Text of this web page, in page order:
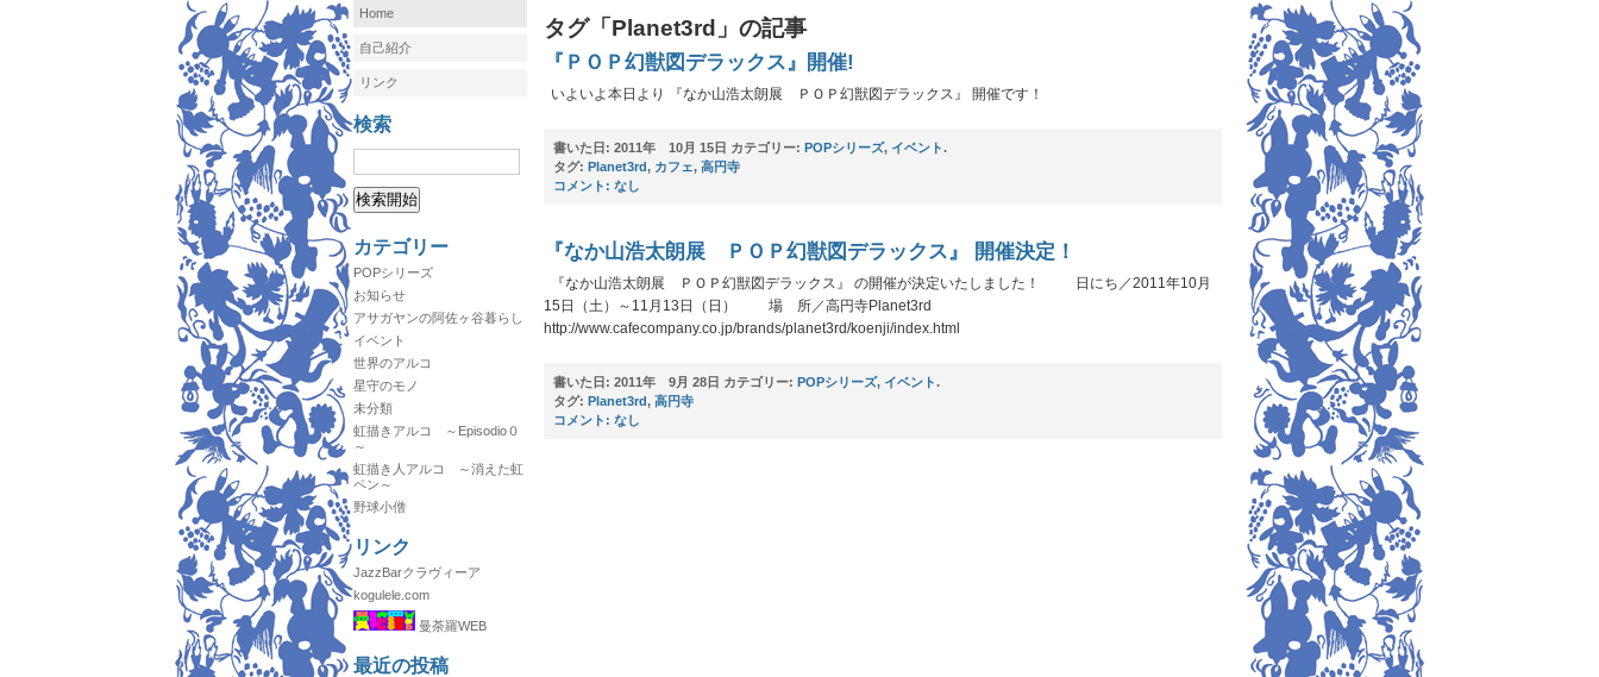
Home
自己紹介
リンク
検索
カテゴリー
POPシリーズ
お知らせ
アサガヤンの阿佐ヶ谷暮らし
イベント
世界のアルコ
星守のモノ
未分類
虹描きアルコ ～Episodio０
～
虹描き人アルコ ～消えた虹
ペン～
野球小僧
リンク
JazzBarクラヴィーア
kogulele.com
曼荼羅WEB
最近の投稿
タグ「Planet3rd」の記事
『ＰＯＰ幻獣図デラックス』開催!
いよいよ本日より 『なか山浩太朗展 ＰＯＰ幻獣図デラックス』 開催です！
書いた日: 2011年 10月 15日 カテゴリー: POPシリーズ, イベント.
タグ: Planet3rd, カフェ, 高円寺
コメント: なし
『なか山浩太朗展 ＰＯＰ幻獣図デラックス』 開催決定！
『なか山浩太朗展 ＰＯＰ幻獣図デラックス』 の開催が決定いたしました！ 日にち／2011年10月
15日（土）～11月13日（日） 場 所／高円寺Planet3rd
http://www.cafecompany.co.jp/brands/planet3rd/koenji/index.html
書いた日: 2011年 9月 28日 カテゴリー: POPシリーズ, イベント.
タグ: Planet3rd, 高円寺
コメント: なし